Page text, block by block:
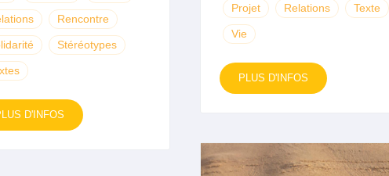
Projet Relations Texte
Vie
PLUS D'INFOS
Rencontre
Stéréotypes
D'INFOS